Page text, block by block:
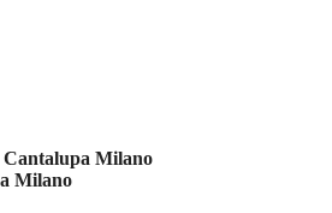
Milano
Milano